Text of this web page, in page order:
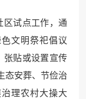
试点工作，通
文明祭祀倡议
张贴或设置宣传
态安葬、节俭治
理农村大操大